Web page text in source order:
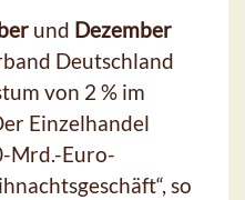
und Dezember
Deutschland
von 2 % im
Einzelhandel
Mrd.-Euro-
so